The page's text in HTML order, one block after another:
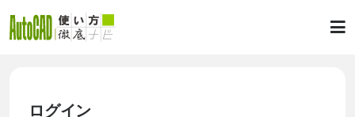
ログイン